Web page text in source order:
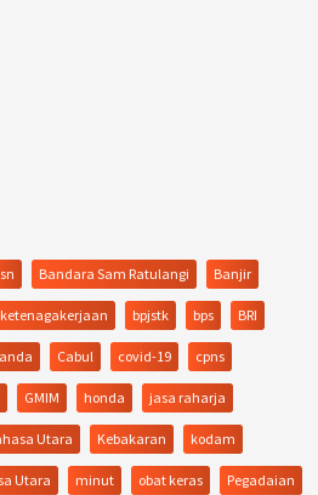
Bandara Sam Ratulangi Banjir
ketenagakerjaan bpjstk bps BRI
Cabul covid-19 cpns
GMIM honda jasa raharja
Utara Kebakaran kodam
Utara minut obat keras Pegadaian